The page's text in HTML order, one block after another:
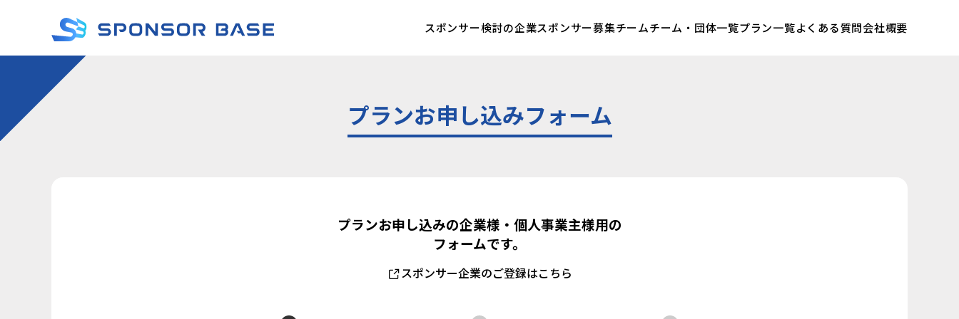
スポンサー検討の企業スポンサー募集チームチーム・団体一覧プラン一覧よくある質問会社概要
プランお申し込みフォーム
プランお申し込みの企業様・個人事業主様用の
フォームです。
スポンサー企業のご登録はこちら